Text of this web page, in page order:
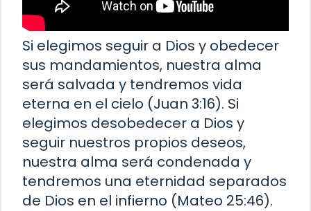
Si elegimos seguir a Dios y obedecer
sus mandamientos, nuestra alma
será salvada y tendremos vida
eterna en el cielo (Juan 3:16). Si
elegimos desobedecer a Dios y
seguir nuestros propios deseos,
nuestra alma será condenada y
tendremos una eternidad separados
de Dios en el infierno (Mateo 25:46).